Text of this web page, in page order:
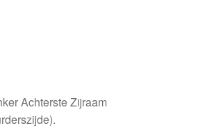
Achterste Zijraam